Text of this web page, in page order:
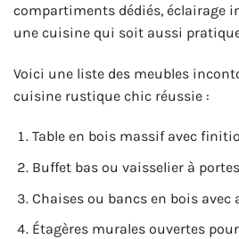
compartiments dédiés, éclairage
une cuisine qui soit aussi
Voici une liste des meubles
cuisine rustique chic réussie :
Table en bois massif avec
Buffet bas ou vaisselier à
Chaises ou bancs en bois avec
Étagères murales ouvertes